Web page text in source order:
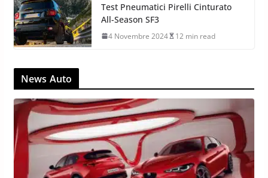
Test Pneumatici Pirelli Cinturato
All-Season SF3
4 Novembre 2024 12 min read
News Auto